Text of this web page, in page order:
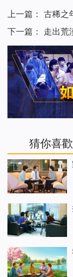
上一篇： 古稀之
下一篇：
走出荒
猜你喜歡